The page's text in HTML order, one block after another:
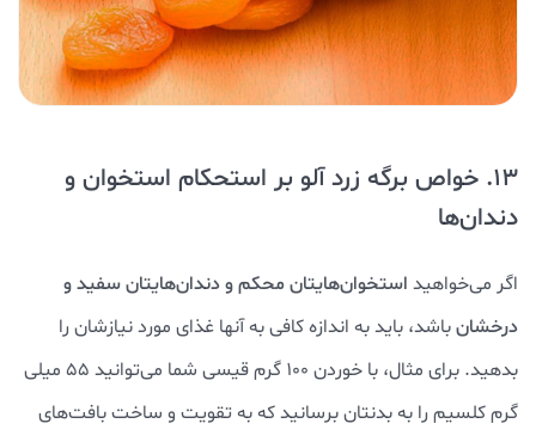
13. خواص برگه زرد آلو بر استحکام استخوان و
دندان‌ها
اگر می‌خواهید استخوان‌هایتان محکم و دندان‌هایتان سفید و
درخشانباشد، باید به اندازه کافی به آنها غذای مورد نیازشان را
بدهید. برای مثال، با خوردن ۱۰۰ گرم قیسی شما می‌توانید 55 میلی
گرم کلسیم را به بدنتان برسانید که به تقویت و ساخت بافت‌های